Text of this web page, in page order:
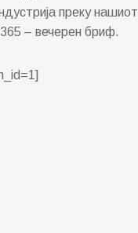
преку нашиот
– вечерен бриф.